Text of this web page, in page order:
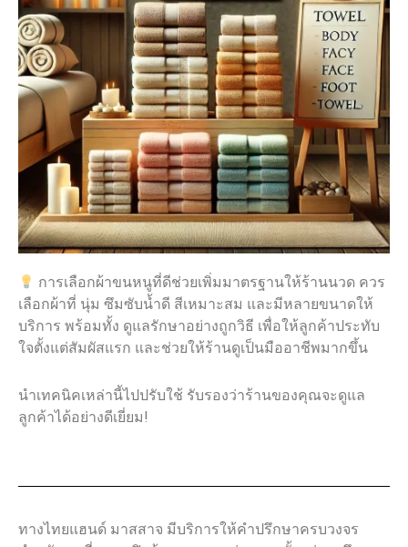
การเลือกผ้าขนหนูที่ดีช่วยเพิ่มมาตรฐานให้ร้านนวด ควร
เลือกผ้าที่ นุ่ม ซึมซับน้ำดี สีเหมาะสม และมีหลายขนาดให้
บริการ พร้อมทั้ง ดูแลรักษาอย่างถูกวิธี เพื่อให้ลูกค้าประทับ
ใจตั้งแต่สัมผัสแรก และช่วยให้ร้านดูเป็นมืออาชีพมากขึ้น
นำเทคนิคเหล่านี้ไปปรับใช้ รับรองว่าร้านของคุณจะดูแล
ลูกค้าได้อย่างดีเยี่ยม!
ทางไทยแฮนด์ มาสสาจ มีบริการให้คำปรึกษาครบวงจร